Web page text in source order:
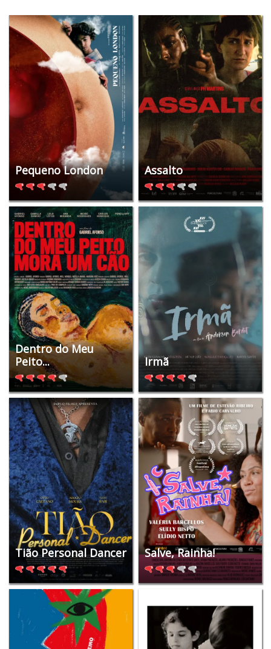
Pequeno London Assalto
Dentro do Meu
Peito...
Irmã
Tião Personal Dancer Salve, Rainha!